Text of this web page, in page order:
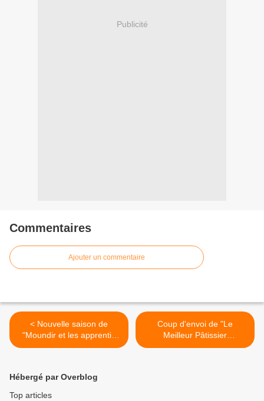
Publicité
Commentaires
Ajouter un commentaire
< Nouvelle saison de
"Moundir et les apprentis
aventuriers" dès ce lundi
Coup d'envoi de "Le
Meilleur Pâtissier
Professionnel : Le Choc
Hébergé par Overblog
Top articles